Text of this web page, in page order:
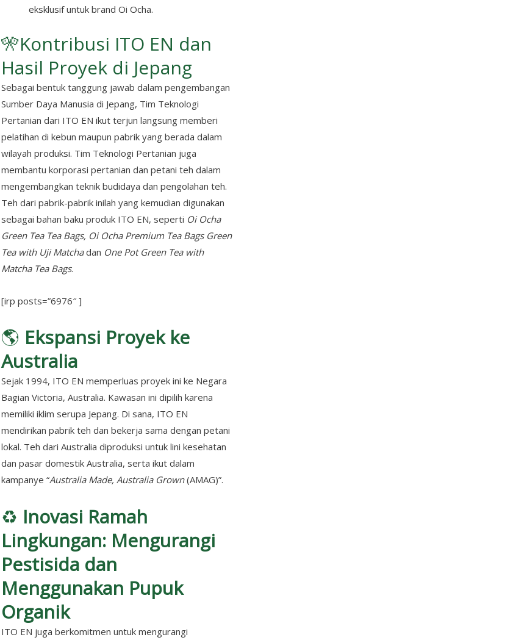
eksklusif untuk brand Oi Ocha.
🎌Kontribusi ITO EN dan
Hasil Proyek di Jepang
Sebagai bentuk tanggung jawab dalam pengembangan
Sumber Daya Manusia di Jepang, Tim Teknologi
Pertanian dari ITO EN ikut terjun langsung memberi
pelatihan di kebun maupun pabrik yang berada dalam
wilayah produksi. Tim Teknologi Pertanian juga
membantu korporasi pertanian dan petani teh dalam
mengembangkan teknik budidaya dan pengolahan teh.
Teh dari pabrik-pabrik inilah yang kemudian digunakan
sebagai bahan baku produk ITO EN, seperti Oi Ocha
Green Tea Tea Bags, Oi Ocha Premium Tea Bags Green
Tea with Uji Matchadan One Pot Green Tea with
Matcha Tea Bags.
[irp posts=”6976″ ]
🌎 Ekspansi Proyek ke
Australia
Sejak 1994, ITO EN memperluas proyek ini ke Negara
Bagian Victoria, Australia. Kawasan ini dipilih karena
memiliki iklim serupa Jepang. Di sana, ITO EN
mendirikan pabrik teh dan bekerja sama dengan petani
lokal. Teh dari Australia diproduksi untuk lini kesehatan
dan pasar domestik Australia, serta ikut dalam
kampanye “Australia Made, Australia Grown(AMAG)”.
♻️ Inovasi Ramah
Lingkungan: Mengurangi
Pestisida dan
Menggunakan Pupuk
Organik
ITO EN juga berkomitmen untuk mengurangi